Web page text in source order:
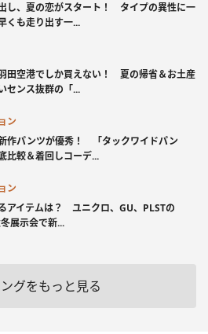
し、夏の恋がスタート！ タイプの異性に一
も走り出す一...
田空港でしか買えない！ 夏の帰省＆お土産
センス抜群の「...
ン
作パンツが優秀！ 「タックワイドパン
比較＆着回しコーデ...
ン
アイテムは？ ユニクロ、GU、PLSTの
展示会で新...
グをもっと見る